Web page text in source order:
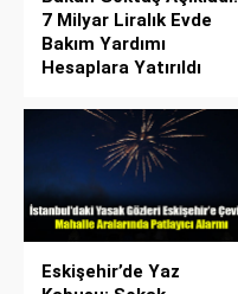
7 Milyar Liralık Evde
Bakım Yardımı
Hesaplara Yatırıldı
Eskişehir’de Yaz